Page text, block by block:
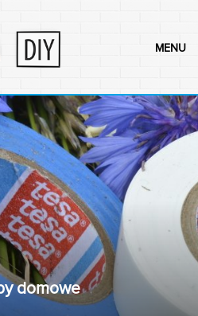
MENU
domowe